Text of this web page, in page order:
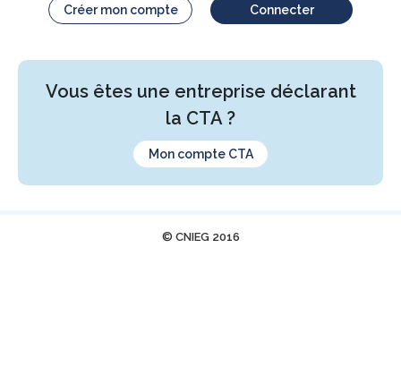
Créer mon compte Connecter
Vous êtes une entreprise déclarant
la CTA ?
Mon compte CTA
© CNIEG 2016